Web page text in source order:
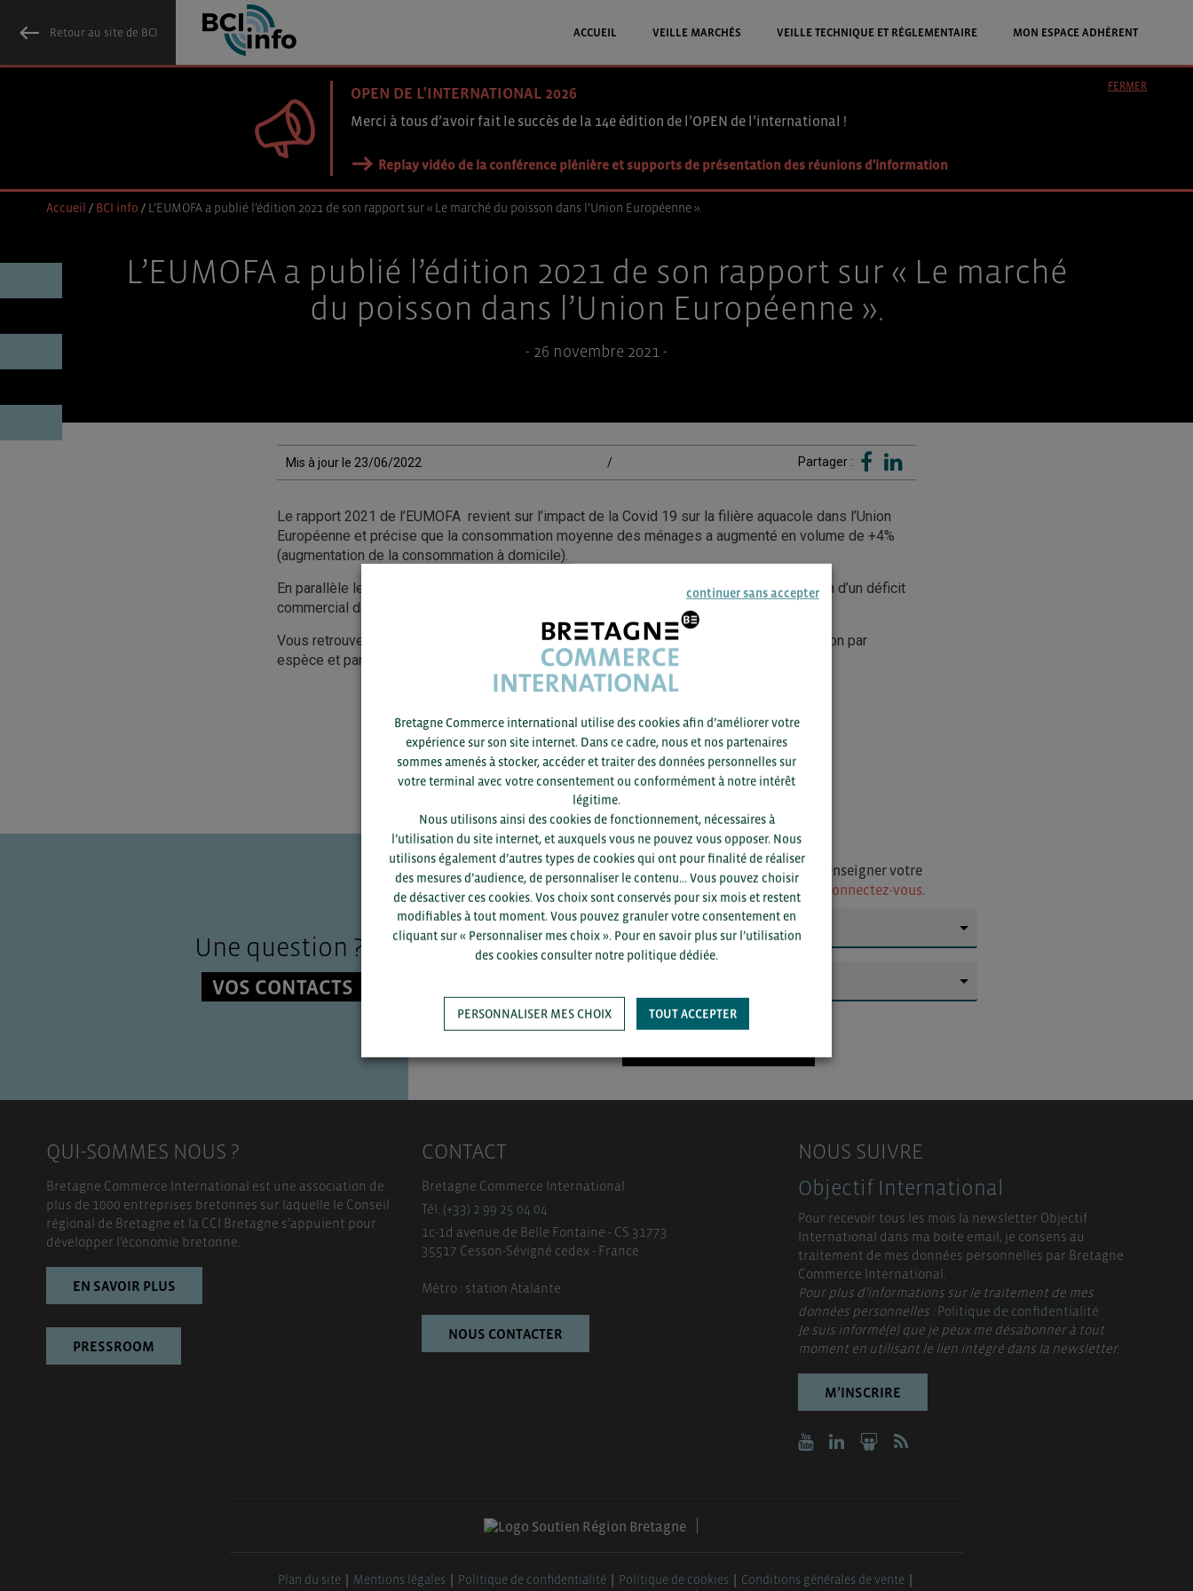
Retour au site de BCI ACCUEIL VEILLE MARCHÉS VEILLE TECHNIQUE ET RÉGLEMENTAIRE MON ESPACE ADHÉRENT
OPEN DE L'INTERNATIONAL 2026
Merci à tous d’avoir fait le succès de la 14e édition de l’OPEN de l’international !
Replay vidéo de la conférence plénière et supports de présentation des réunions d'information
FERMER
Accueil / BCI info / L’EUMOFA a publié l’édition 2021 de son rapport sur « Le marché du poisson dans l’Union Européenne ».
L’EUMOFA a publié l’édition 2021 de son rapport sur « Le marché
du poisson dans l’Union Européenne ».
- 26 novembre 2021 -
Mis à jour le 23/06/2022 / Partager :
Le rapport 2021 de l’EUMOFA revient sur l’impact de la Covid 19 sur la filière aquacole dans l’Union
Européenne et précise que la consommation moyenne des ménages a augmenté en volume de +4%
(augmentation de la consommation à domicile).
En parallèle le rapport indique que les importations ont fortement diminué faisant état d’un d’un déficit
commercial de 10% soit -2Mds EUR par rapport à 2019.
Vous retrouverez dans cette publication tous les détails de consommation et de production par
espèce et par pays avec un focus sur les flux import / export.
Une question ?
VOS CONTACTS
Pour voir les contacts, merci de renseigner votre
département et votre secteur
ou connectez-vous.
QUI-SOMMES NOUS ?
Bretagne Commerce International est une association de
plus de 1000 entreprises bretonnes sur laquelle le Conseil
régional de Bretagne et la CCI Bretagne s’appuient pour
développer l’économie bretonne.
EN SAVOIR PLUS
PRESSROOM
CONTACT
Bretagne Commerce International
Tél. (+33) 2 99 25 04 04
1c-1d avenue de Belle Fontaine - CS 31773
35517 Cesson-Sévigné cedex - France
Métro : station Atalante
NOUS CONTACTER
NOUS SUIVRE
Objectif International
Pour recevoir tous les mois la newsletter Objectif
International dans ma boite email, je consens au
traitement de mes données personnelles par Bretagne
Commerce International.
Pour plus d’informations sur le traitement de mes
données personnelles :Politique de confidentialité
Je suis informé(e) que je peux me désabonner à tout
moment en utilisant le lien intégré dans la newsletter.
M’INSCRIRE
Plan du site Mentions légales Politique de confidentialité Politique de cookies
Conditions générales de vente
continuer sans accepter
Bretagne Commerce international utilise des cookies afin d’améliorer votre
expérience sur son site internet. Dans ce cadre, nous et nos partenaires
sommes amenés à stocker, accéder et traiter des données personnelles sur
votre terminal avec votre consentement ou conformément à notre intérêt
légitime.
Nous utilisons ainsi des cookies de fonctionnement, nécessaires à
l’utilisation du site internet, et auxquels vous ne pouvez vous opposer. Nous
utilisons également d’autres types de cookies qui ont pour finalité de réaliser
des mesures d’audience, de personnaliser le contenu... Vous pouvez choisir
de désactiver ces cookies. Vos choix sont conservés pour six mois et restent
modifiables à tout moment. Vous pouvez granuler votre consentement en
cliquant sur « Personnaliser mes choix ». Pour en savoir plus sur l’utilisation
des cookies consulter notre politique dédiée.
PERSONNALISER MES CHOIX TOUT ACCEPTER